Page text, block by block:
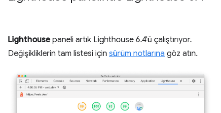
Lighthouse paneli artık Lighthouse 6.4'ü çalıştırıyor.
Değişikliklerin tam listesi için sürüm notlarına göz atın.